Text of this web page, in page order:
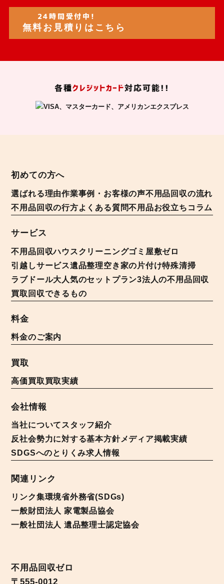
24時間受付中!
無料お見積りはこちら
各種クレジットカード対応可能!!
初めての方へ
選ばれる理由作業事例・お客様の声不用品回収の流れ
不用品回収の行方よくある質問不用品お役立ちコラム
サービス
不用品回収ハウスクリーニングゴミ屋敷ゼロ
引越しサービス遺品整理空き家の片付け特殊清掃
ラブドール大人気のセットプラン3法人の不用品回収
買取 回収できるもの
料金
料金のご案内
買取
高価買取買取実績
会社情報
当社について スタッフ紹介
反社会勢力に対する基本方針メディア掲載実績
SDGSへのとりくみ求人情報
関連リンク
リンク集環境省外務省(SDGs)
一般財団法人 家電製品協会
一般社団法人 遺品整理士認定協会
不用品回収ゼロ
〒555-0012